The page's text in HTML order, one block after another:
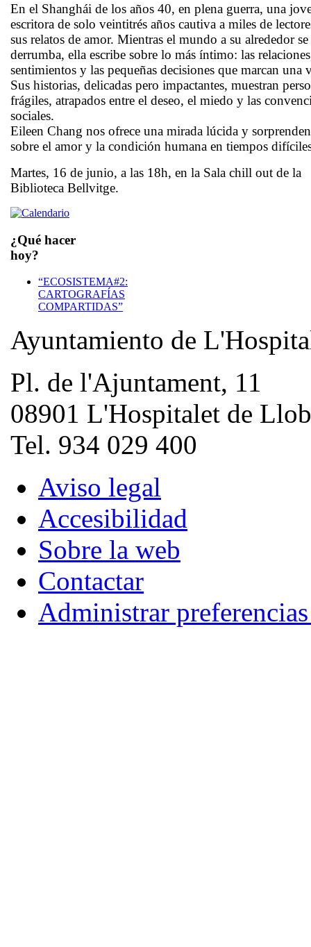
En el Shanghái de los años 40, en plena guerra, una
escritora de solo veintitrés años cautiva a miles de
sus relatos de amor. Mientras el mundo a su alrededor se
derrumba, ella escribe sobre lo más íntimo: las
sentimientos y las pequeñas decisiones que marcan una
Sus historias, delicadas pero impactantes, muestran
frágiles, atrapados entre el deseo, el miedo y las
sociales.
Eileen Chang nos ofrece una mirada lúcida y
sobre el amor y la condición humana en tiempos
Martes, 16 de junio, a las 18h, en la Sala chill out de la
Biblioteca Bellvitge.
¿Qué hacer
hoy?
“ECOSISTEMA#2:
CARTOGRAFÍAS
COMPARTIDAS”
Ayuntamiento de
Pl. de l'Ajuntament, 11
08901 L'Hospitalet de
Tel. 934 029 400
Aviso legal
Accesibilidad
Sobre la web
Contactar
Administrar